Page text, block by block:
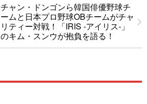
チャン・ドンゴンら韓国俳優野球チ
ームと日本プロ野球OBチームがチャ
リティー対戦！「IRIS -アイリス-」
のキム・スンウが抱負を語る！